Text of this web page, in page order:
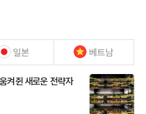
일본 베트남
켜쥔 새로운 전략자